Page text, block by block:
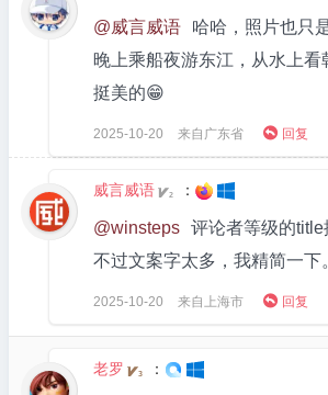
@威言威语
哈哈，照片也只
晚上乘船夜游东江，从水上看
挺美的😁
2025-10-20 来自广东省  回复
威言威语 2 ：
@winsteps 评论者等级的title
不过文案字太多，我精简一下
2025-10-20 来自上海市  回复
老罗 3 ：